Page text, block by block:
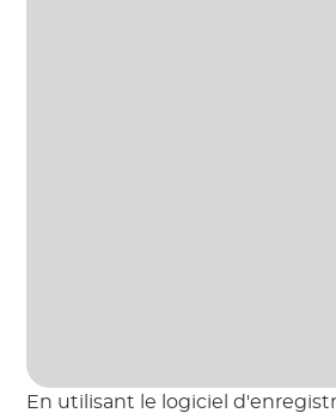
En utilisant le logiciel